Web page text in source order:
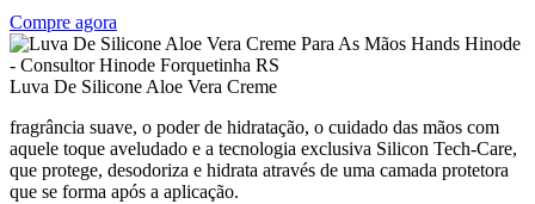
Compre agora
Luva De Silicone Aloe Vera Creme
fragrância suave, o poder de hidratação, o cuidado das mãos com
aquele toque aveludado e a tecnologia exclusiva Silicon Tech-Care,
que protege, desodoriza e hidrata através de uma camada protetora
que se forma após a aplicação.